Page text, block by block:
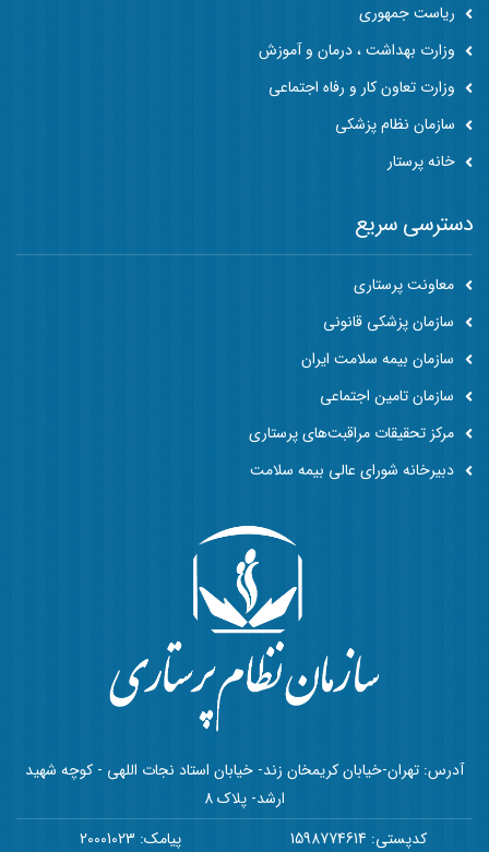
ریاست جمهوری
وزارت بهداشت ، درمان و آموزش
وزارت تعاون کار و رفاه اجتماعی
سازمان نظام پزشکی
خانه پرستار
آدرس: تهران-خیابان کریمخان زند- خیابان استاد نجات اللهی - کوچه شهید
ارشد- پلاک 8
کدپستی: 1598774614
پیامک: 20001023
دسترسی سریع
معاونت پرستاری
سازمان پزشکی قانونی
سازمان بیمه سلامت ایران
سازمان تامین اجتماعی
مرکز تحقیقات مراقبت‌های پرستاری
دبیرخانه شورای عالی بیمه سلامت